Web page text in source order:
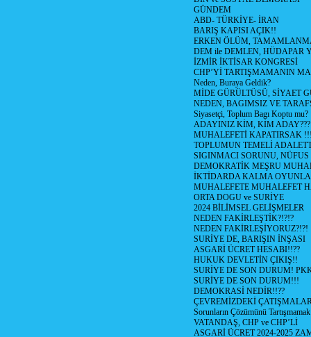
GÜNDEM
ABD- TÜRKİYE- İRAN
BARIŞ KAPISI AÇIK!!
ERKEN ÖLÜM,
DEM ile DEMLEN, HÜDAPAR
İZMİR İKTİSAR KONGRESİ
CHP’Yİ TARTIŞMAMANIN
Neden, Buraya Geldik?
MİDE GÜRÜLTÜSÜ, SİYAET
NEDEN, BAGIMSIZ VE
Siyasetçi, Toplum Bagı Koptu mu?
ADAYINIZ KİM, KİM ADAY???
MUHALEFETİ KAPATIRSAK
TOPLUMUN TEMELİ
SIGINMACI SORUNU,
DEMOKRATİK MEŞRU
İKTİDARDA KALMA
MUHALEFETE MUHALEFET
ORTA DOGU ve SURİYE
2024 BİLİMSEL GELİŞMELER
NEDEN FAKİRLEŞTİK?!?!?
NEDEN FAKİRLEŞİYORUZ?!?!
SURİYE DE, BARIŞIN İNŞASI
ASGARİ ÜCRET HESABI!!??
HUKUK DEVLETİN ÇIKIŞ!!
SURİYE DE SON DURUM!
SURİYE DE SON DURUM!!!
DEMOKRASİ NEDİR!!??
ÇEVREMİZDEKİ
Sorunların Çözümünü
VATANDAŞ, CHP ve CHP’Lİ
ASGARİ ÜCRET 2024-2025